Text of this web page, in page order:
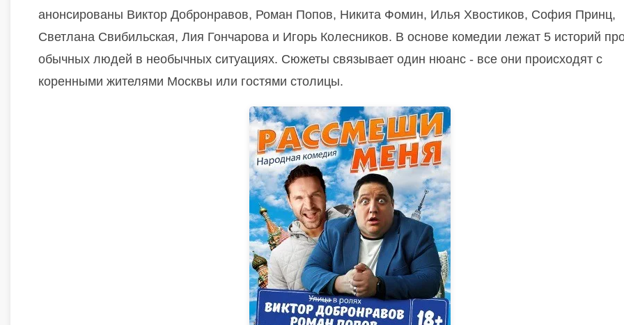
анонсированы Виктор Добронравов, Роман Попов, Никита Фомин, Илья Хвостиков, София Принц,
Светлана Свибильская, Лия Гончарова и Игорь Колесников. В основе комедии лежат 5 историй
обычных людей в необычных ситуациях. Сюжеты связывает один нюанс - все они происходят с
коренными жителями Москвы или гостями столицы.